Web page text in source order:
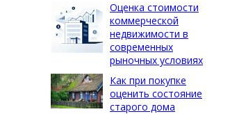
Оценка стоимости
коммерческой
недвижимости в
современных
рыночных условиях
Как при покупке
оценить состояние
старого дома